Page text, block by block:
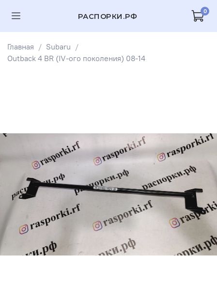
РАСПОРКИ.РФ
0
Главная
Subaru
Outback 4 BR (IV-ого поколения) 08-14